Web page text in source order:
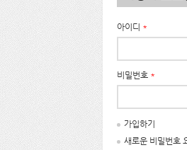
아이디 *
비밀번호 *
가입하기
새로운 비밀번호